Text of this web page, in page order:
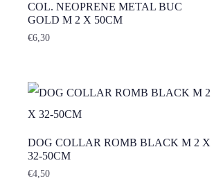
COL. NEOPRENE METAL BUC
GOLD M 2 X 50CM
€6,30
DOG COLLAR ROMB BLACK M 2 X
32-50CM
€4,50